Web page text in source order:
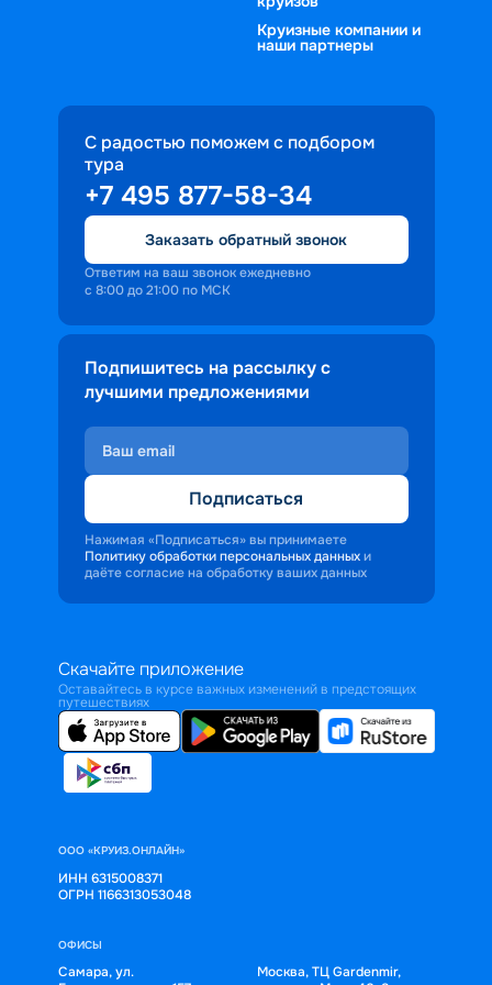
увлекательные конкурсы и мастер-
классы. Во время остановки можно
экскурсию или самостоятельно
прогуляться по городу.
Круизные компании и
наши партнеры
С радостью поможем с подбором
тура
+7 495 877-58-34
Заказать обратный звонок
Ответим на ваш звонок ежедневно
с 8:00 до 21:00 по МСК
Подпишитесь на рассылку с
лучшими предложениями
Подписаться
Нажимая «Подписаться» вы принимаете
Политику обработки персональных данных и
даёте согласие на обработку ваших данных
Скачайте приложение
Оставайтесь в курсе важных изменений в предстоящих
путешествиях
ООО «КРУИЗ.ОНЛАЙН»
ИНН 6315008371
ОГРН 1166313053048
ОФИСЫ
Самара, ул.
Москва, ТЦ Gardenmir,